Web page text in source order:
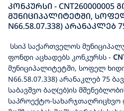
ᲙᲝᲜᲙᲣᲠᲡᲘ - CNT260000005
ᲛᲣᲜᲘᲪᲘᲞᲐᲚᲘᲢᲔᲢᲨᲘ,
N66.58.07.338) ᲐᲠᲐᲜᲐᲙᲚᲔᲑ
ᲛᲨᲔᲜᲔᲑᲚᲝᲑᲘᲡᲗᲕᲘᲡ
სსიპ საქართველოს
ფონდი აცხადებს კონკურსს -
მუნიციპალიტეტში, სოფელ
N66.58.07.338) არანაკლებ 75
საბავშვო ბაღ(ებ)ის
საპროექტო-სახარჯთაღრიცხვო